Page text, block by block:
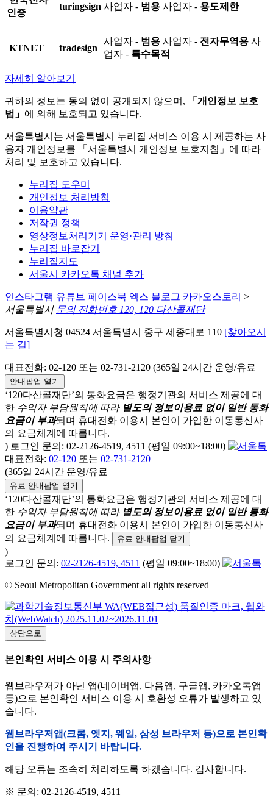
인증
turingsign 사업자 - 범용 사업자 - 용도제한
KTNET tradesign
사업자 - 범용 사업자 - 전자무역용 사
업자 - 특수목적
자세히 알아보기
귀하의 정보는 동의 없이 공개되지 않으며,
「개인정보 보호
법」 에 의해 보호되고 있습니다.
서울특별시는 서울특별시 누리집 서비스 이용 시 제공하는 사
용자 개인정보를 「서울특별시 개인정보 보호지침」에 따라
처리 및 보호하고 있습니다.
누리집 도우미
개인정보 처리방침
이용약관
저작권 정책
영상정보처리기기 운영·관리 방침
누리집 바로잡기
누리집지도
서울시 카카오톡 채널 추가
인스타그램 유튜브 페이스북 엑스 블로그 카카오스토리 >
서울특별시 문의 전화번호 120, 120 다산콜재단
서울특별시청 04524 서울특별시 중구 세종대로 110 [찾아오시
는 길]
대표전화: 02-120 또는 02-731-2120 (365일 24시간 운영/유료
안내팝업 열기
‘120다산콜재단’의 통화요금은 행정기관의 서비스 제공에 대
한 수익자 부담원칙에 따라 별도의 정보이용료 없이 일반 통화
요금이 부과되며 휴대전화 이용시 본인이 가입한 이동통신사
의 요금체계에 따릅니다.
) 로그인 문의: 02-2126-4519, 4511 (평일 09:00~18:00)
대표전화: 02-120 또는 02-731-2120
(365일 24시간 운영/유료
유료 안내팝업 열기
‘120다산콜재단’의 통화요금은 행정기관의 서비스 제공에 대
한 수익자 부담원칙에 따라 별도의 정보이용료 없이 일반 통화
요금이 부과되며 휴대전화 이용시 본인이 가입한 이동통신사
의 요금체계에 따릅니다.
유료 안내팝업 닫기
)
로그인 문의: 02-2126-4519, 4511 (평일 09:00~18:00)
© Seoul Metropolitan Government all rights reserved
상단으로
본인확인 서비스 이용 시 주의사항
웹브라우저가 아닌 앱(네이버앱, 다음앱, 구글앱, 카카오톡앱
등)으로 본인확인 서비스 이용 시 호환성 오류가 발생하고 있
습니다.
웹브라우저앱(크롬, 엣지, 웨일, 삼성 브라우저 등)으로 본인확
인을 진행하여 주시기 바랍니다.
해당 오류는 조속히 처리하도록 하겠습니다. 감사합니다.
※ 문의: 02-2126-4519, 4511